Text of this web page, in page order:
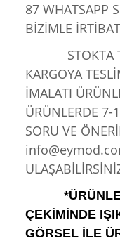
87 WHATSAPP
BİZİMLE
STOKTA
KARGOYA
İMALATI
ÜRÜNLERDE 7-
SORU VE
ÇEKİMİNDE
GÖRSEL İLE